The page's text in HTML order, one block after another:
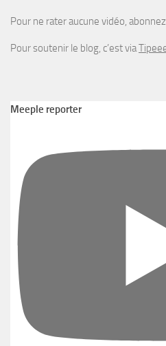
Pour ne rater aucune vidéo,
Pour soutenir le blog, c’est via
Meeple reporter